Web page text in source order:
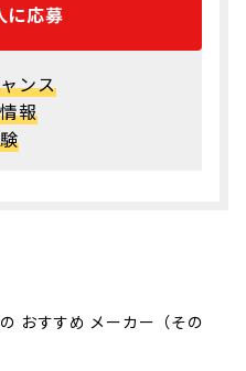
に応募
ンス
報
おすすめ メーカー（その